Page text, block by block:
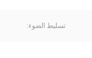
تسليط الضوء: